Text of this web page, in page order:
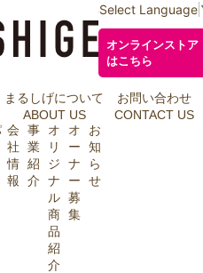
Select Language
オンラインストア
はこちら
まるしげについて
ABOUT US
会
社
情
報
事
業
紹
介
オ
リ
ジ
ナ
ル
商
品
紹
介
オ
ー
ナ
ー
募
集
お
知
ら
せ
お問い合わせ
CONTACT US